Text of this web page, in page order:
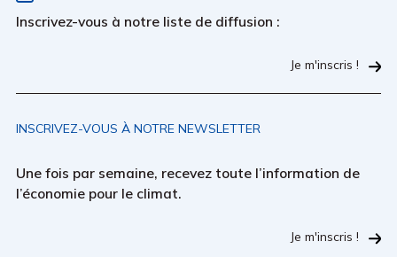
Inscrivez-vous à notre liste de diffusion :
Je m'inscris !
INSCRIVEZ-VOUS À NOTRE NEWSLETTER
Une fois par semaine, recevez toute l’information de
l’économie pour le climat.
Je m'inscris !